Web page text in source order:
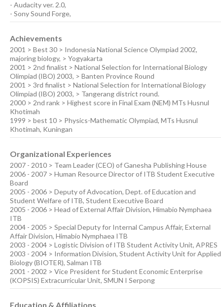
- Audacity ver. 2.0,
- Sony Sound Forge,
Achievements
2001 > Best 30 > Indonesia National Science Olympiad 2002,
majoring biology, > Yogyakarta
2001 > 2nd finalist > National Selection for International Biology
Olimpiad (IBO) 2003, > Banten Province Round
2001 > 3rd finalist > National Selection for International Biology
Olimpiad (IBO) 2003, > Tangerang district round.
2000 > 2nd rank > Highest score in Final Exam (NEM) MTs Husnul
Khotimah
1999 > best 10 > Physics-Mathematic Olympiad, MTs Husnul
Khotimah, Kuningan
Organizational Experiences
2007 - 2010 > Team Leader (CEO) of Ganesha Publishing House
2006 - 2007 > Human Resource Director of ITB Student Executive
Board
2005 - 2006 > Deputy of Advocation, Dept. of Education and
Student Welfare of ITB, Student Executive Board
2005 - 2006 > Head of External Affair Division, Himabio Nymphaea
ITB
2004 - 2005 > Special Deputy for Internal Campus Affair, External
Affair Division, Himabio Nymphaea ITB
2003 - 2004 > Logistic Division of ITB Student Activity Unit, APRES
2003 - 2004 > Information Division, Student Activity Unit for Applied
Biology (BIOTER), Salman ITB
2001 - 2002 > Vice President for Student Economic Enterprise
(KOPSIS) Extracurricular Unit, SMUN I Serpong
Education & Affiliations